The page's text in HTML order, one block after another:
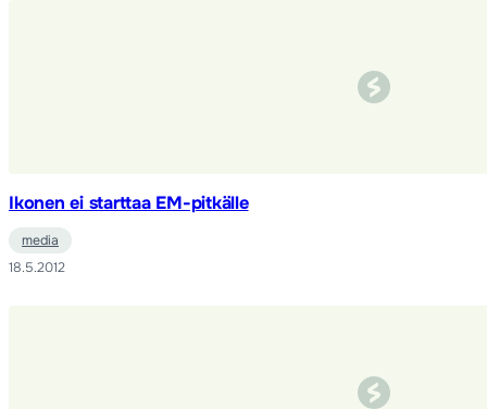
Ikonen ei starttaa EM-pitkälle
media
18.5.2012